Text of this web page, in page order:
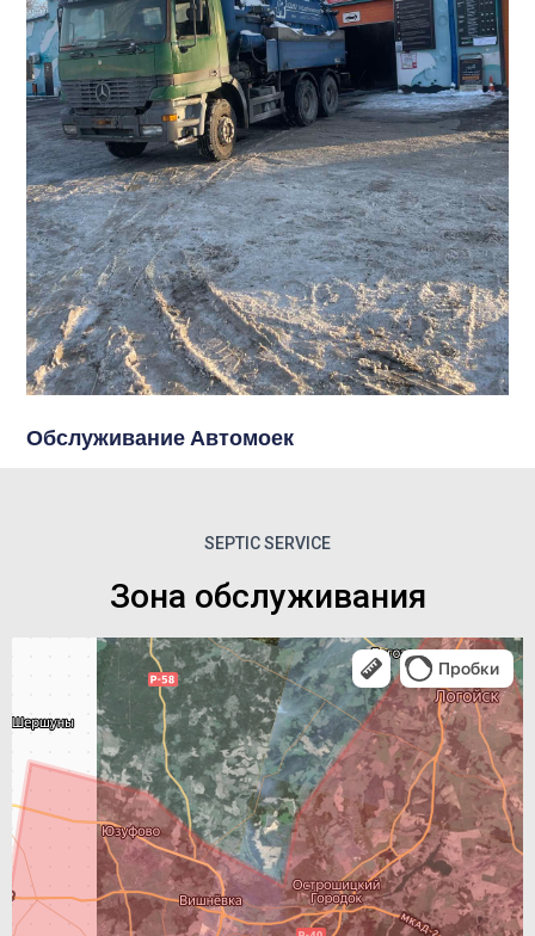
Обслуживание Автомоек
SEPTIC SERVICE
Зона обслуживания